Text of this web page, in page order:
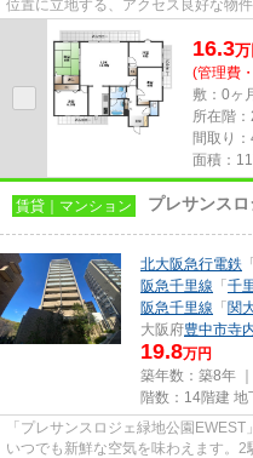
位置に立地する、アクセス良好な物
16.3万
(管理費
敷：0ヶ
所在階
間取り
面積：
賃貸｜マンション プレサンス
北大阪急行電鉄 「
阪急千里線 「 千
阪急千里線 「 関
大阪府豊中市寺
19.8万円
築年数：築8年
階数：14階建 地
「プレサンスロジェ緑地公園
いつでも新鮮な空気を味わえます。